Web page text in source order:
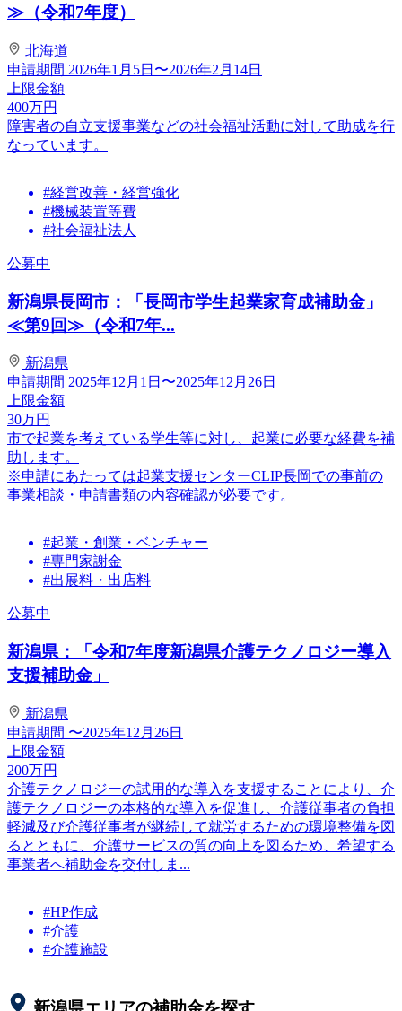
≫（令和7年度）
北海道
申請期間 2026年1月5日〜2026年2月14日
上限金額
400万円
障害者の自立支援事業などの社会福祉活動に対して助成を行
なっています。
#経営改善・経営強化
#機械装置等費
#社会福祉法人
公募中
新潟県長岡市：「長岡市学生起業家育成補助金」
≪第9回≫（令和7年...
新潟県
申請期間 2025年12月1日〜2025年12月26日
上限金額
30万円
市で起業を考えている学生等に対し、起業に必要な経費を補
助します。
※申請にあたっては起業支援センターCLIP長岡での事前の
事業相談・申請書類の内容確認が必要です。
#起業・創業・ベンチャー
#専門家謝金
#出展料・出店料
公募中
新潟県：「令和7年度新潟県介護テクノロジー導入
支援補助金」
新潟県
申請期間 〜2025年12月26日
上限金額
200万円
介護テクノロジーの試用的な導入を支援することにより、介
護テクノロジーの本格的な導入を促進し、介護従事者の負担
軽減及び介護従事者が継続して就労するための環境整備を図
るとともに、介護サービスの質の向上を図るため、希望する
事業者へ補助金を交付しま...
#HP作成
#介護
#介護施設